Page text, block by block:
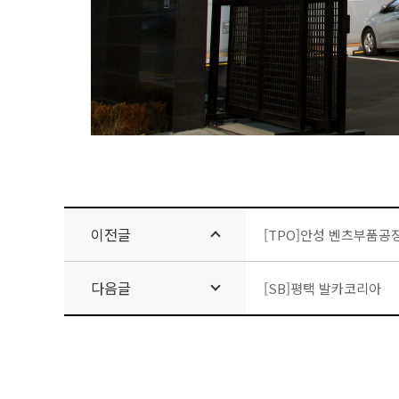
이전글 [TPO]안성 벤츠부품공
다음글 [SB]평택 발카코리아